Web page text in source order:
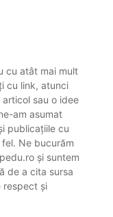
cu atât mai mult
cu link, atunci
sau o idee
am asumat
publicațiile cu
Ne bucurăm
și suntem
de a cita sursa
respect și